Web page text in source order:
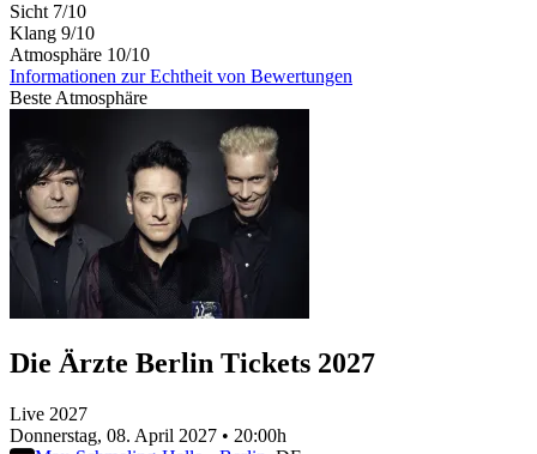
Sicht 7/10
Klang 9/10
Atmosphäre 10/10
Informationen zur Echtheit von Bewertungen
Beste Atmosphäre
Die Ärzte Berlin Tickets 2027
Live 2027
Donnerstag, 08. April 2027 • 20:00h